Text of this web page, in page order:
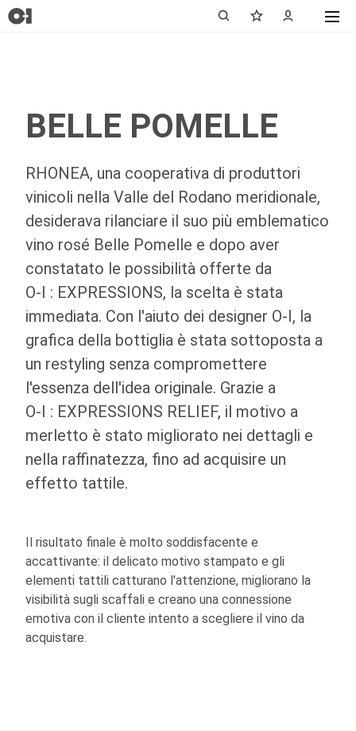
BELLE POMELLE
RHONEA, una cooperativa di produttori
vinicoli nella Valle del Rodano meridionale,
desiderava rilanciare il suo più emblematico
vino rosé Belle Pomelle e dopo aver
constatato le possibilità offerte da
O-I : EXPRESSIONS, la scelta è stata
immediata. Con l'aiuto dei designer O-I, la
grafica della bottiglia è stata sottoposta a
un restyling senza compromettere
l'essenza dell'idea originale. Grazie a
O-I : EXPRESSIONS RELIEF, il motivo a
merletto è stato migliorato nei dettagli e
nella raffinatezza, fino ad acquisire un
effetto tattile.
Il risultato finale è molto soddisfacente e
accattivante: il delicato motivo stampato e gli
elementi tattili catturano l'attenzione, migliorano la
visibilità sugli scaffali e creano una connessione
emotiva con il cliente intento a scegliere il vino da
acquistare.